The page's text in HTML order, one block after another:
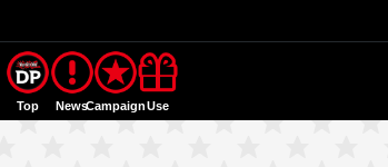
Top NewsCampaignUse